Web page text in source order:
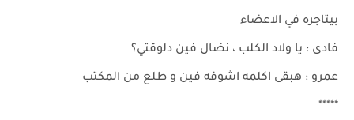
بيتاجره في الاعضاء
فادى : يا ولاد الكلب ، نضال فين دلوقتي؟
عمرو : هبقى اكلمه اشوفه فين و طلع من المكتب
*****